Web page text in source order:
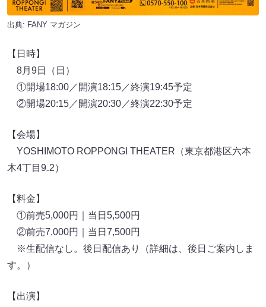
出典: FANY マガジン
【日時】
8月9日（日）
①開場18:00／開演18:15／終演19:45予定
②開場20:15／開演20:30／終演22:30予定
【会場】
YOSHIMOTO ROPPONGI THEATER（東京都港区六本
木4丁目9₋2）
【料金】
①前売5,000円｜当日5,500円
②前売7,000円｜当日7,500円
※生配信なし。後日配信あり（詳細は、後日ご案内しま
す。）
【出演】